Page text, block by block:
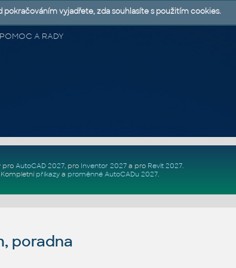
A RADY
pro AutoCAD 2027, pro Inventor 2027a pro Revit 2027.
Kompletní příkazya proměnné AutoCADu 2027.
poradna
vyjadřete, zda souhlasíte s použitím cookies.